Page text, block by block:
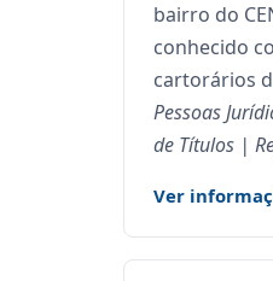
bairro do
conhecido
cartorários
Pessoas
de Títulos |
Ver